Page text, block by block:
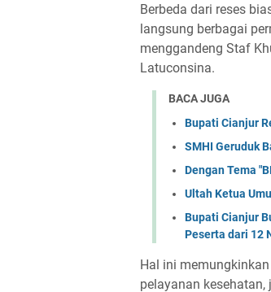
Berbeda dari reses
langsung berbagai
menggandeng Staf
Latuconsina.
BACA JUGA
Bupati Cianjur
SMHI Geruduk
Dengan Tema
Ultah Ketua
Bupati Cianjur
Peserta dari 12
Hal ini
pelayanan